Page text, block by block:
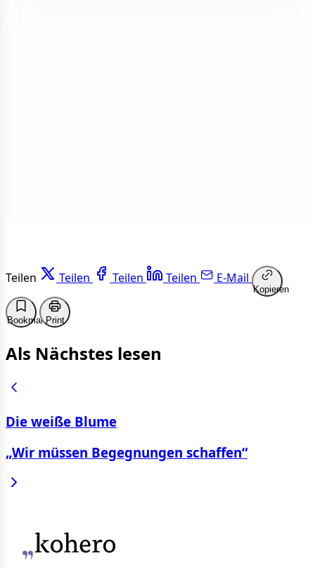
Teilen Teilen Teilen Teilen E-Mail
Kopieren
BookmarkPrint
Als Nächstes lesen
Die weiße Blume
„Wir müssen Begegnungen schaffen“